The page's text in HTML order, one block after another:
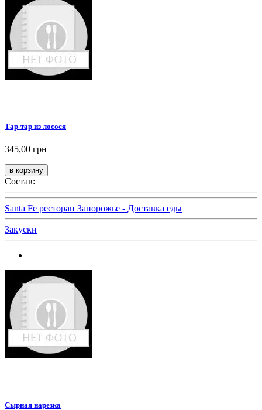
Тар-тар из лосося
345,00 грн
Состав:
Santa Fe ресторан Запорожье - Доставка еды
Закуски
Сырная нарезка